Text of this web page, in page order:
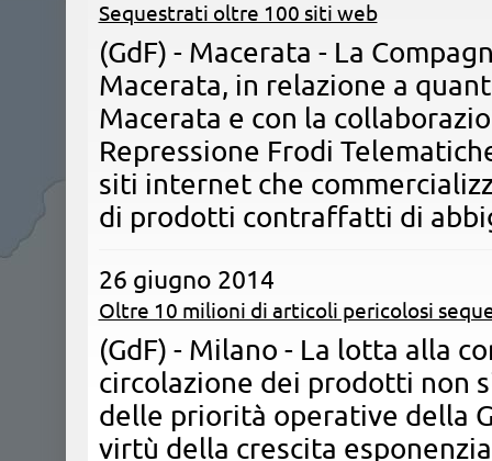
Sequestrati oltre 100 siti web
​(GdF) - Macerata - La
Macerata, in relazione a
Macerata e con la
Repressione Frodi
siti internet che
di prodotti contraffatti di
26 giugno 2014
Oltre 10 milioni di articoli pericolosi
​(GdF) - Milano - La lotta alla
circolazione dei prodotti non
delle priorità operative della
virtù della crescita